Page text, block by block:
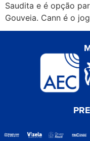
Saudita e é opção
Gouveia. Cann é o